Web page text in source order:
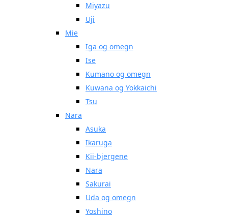
Miyazu
Uji
Mie
Iga og omegn
Ise
Kumano og omegn
Kuwana og Yokkaichi
Tsu
Nara
Asuka
Ikaruga
Kii-bjergene
Nara
Sakurai
Uda og omegn
Yoshino